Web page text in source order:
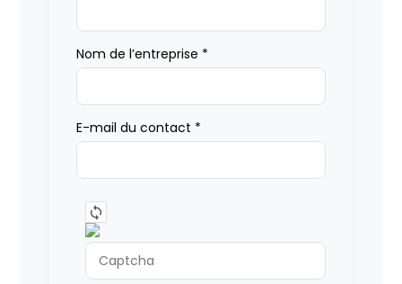
Nom de l’entreprise *
E-mail du contact *